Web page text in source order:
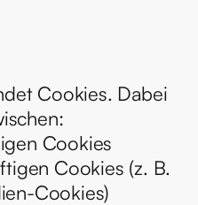
Cookies. Dabei
Cookies
Cookies (z. B.
Cookies)